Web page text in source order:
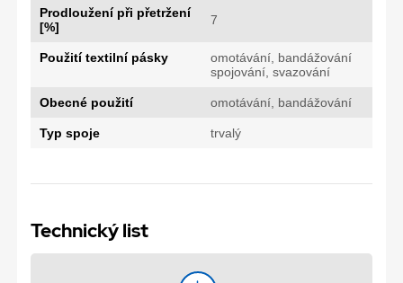
Prodloužení při přetržení
[%]
7
Použití textilní pásky
omotávání, bandážování
spojování, svazování
Obecné použití omotávání, bandážování
Typ spoje trvalý
Technický list